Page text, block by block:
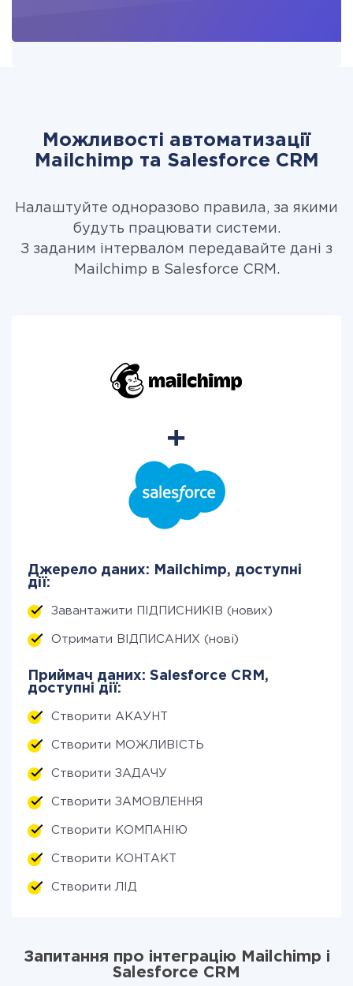
Можливості автоматизації
Mailchimp та Salesforce CRM
Налаштуйте одноразово правила, за якими
будуть працювати системи.
З заданим інтервалом передавайте дані з
Mailchimp в Salesforce CRM.
Джерело даних: Mailchimp, доступні
дії:
Завантажити ПІДПИСНИКІВ (нових)
Отримати ВІДПИСАНИХ (нові)
Приймач даних: Salesforce CRM,
доступні дії:
Створити АКАУНТ
Створити МОЖЛИВІСТЬ
Створити ЗАДАЧУ
Створити ЗАМОВЛЕННЯ
Створити КОМПАНІЮ
Створити КОНТАКТ
Створити ЛІД
Запитання про інтеграцію Mailchimp і
Salesforce CRM